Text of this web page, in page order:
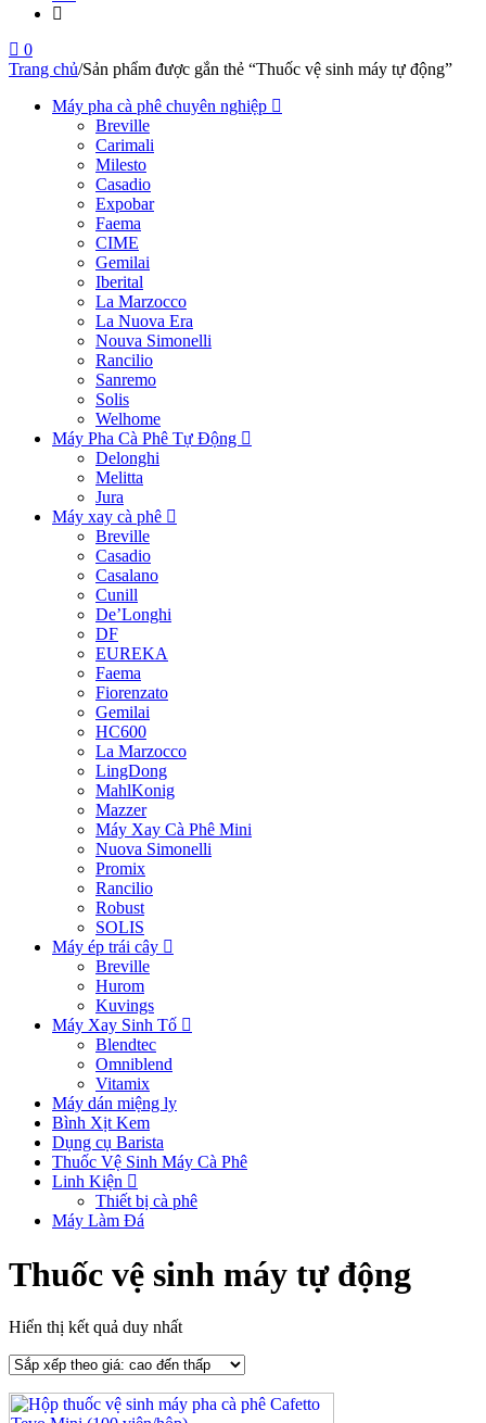
0
Trang chủ/Sản phẩm được gắn thẻ “Thuốc vệ sinh máy tự động”
Máy pha cà phê chuyên nghiệp
Breville
Carimali
Milesto
Casadio
Expobar
Faema
CIME
Gemilai
Iberital
La Marzocco
La Nuova Era
Nouva Simonelli
Rancilio
Sanremo
Solis
Welhome
Máy Pha Cà Phê Tự Động
Delonghi
Melitta
Jura
Máy xay cà phê
Breville
Casadio
Casalano
Cunill
De’Longhi
DF
EUREKA
Faema
Fiorenzato
Gemilai
HC600
La Marzocco
LingDong
MahlKonig
Mazzer
Máy Xay Cà Phê Mini
Nuova Simonelli
Promix
Rancilio
Robust
SOLIS
Máy ép trái cây
Breville
Hurom
Kuvings
Máy Xay Sinh Tố
Blendtec
Omniblend
Vitamix
Máy dán miệng ly
Bình Xịt Kem
Dụng cụ Barista
Thuốc Vệ Sinh Máy Cà Phê
Linh Kiện
Thiết bị cà phê
Máy Làm Đá
Thuốc vệ sinh máy tự động
Hiển thị kết quả duy nhất